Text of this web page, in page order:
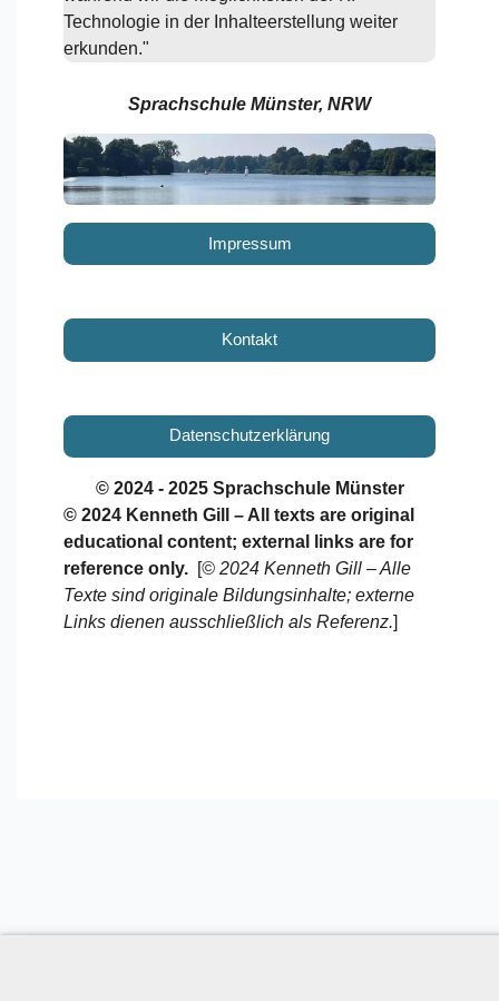
Technologie in der Inhalteerstellung weiter
erkunden."
Sprachschule Münster, NRW
Impressum
Kontakt
Datenschutzerklärung
© 2024 - 2025 Sprachschule Münster
© 2024 Kenneth Gill – All texts are original
educational content; external links are for
reference only. [© 2024 Kenneth Gill – Alle
Texte sind originale Bildungsinhalte; externe
Links dienen ausschließlich als Referenz.]